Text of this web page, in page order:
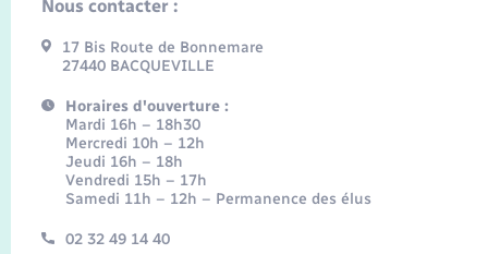
Nous contacter :
17 Bis Route de Bonnemare
27440 BACQUEVILLE
Horaires d'ouverture :
Mardi 16h – 18h30
Mercredi 10h – 12h
Jeudi 16h – 18h
Vendredi 15h – 17h
Samedi 11h – 12h – Permanence des élus
02 32 49 14 40